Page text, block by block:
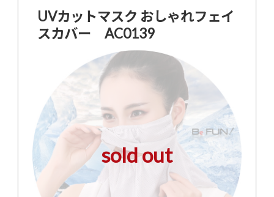
UVカットマスク おしゃれフェイ
スカバー AC0139
sold out